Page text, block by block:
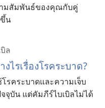
มสัมพันธ์ของคุณกับคู่
น
ล
ไรเรื่องโรคระบาด?
รคระบาดและความเจ็บ
จุบัน แต่คัมภีร์ไบเบิลไม่ได้